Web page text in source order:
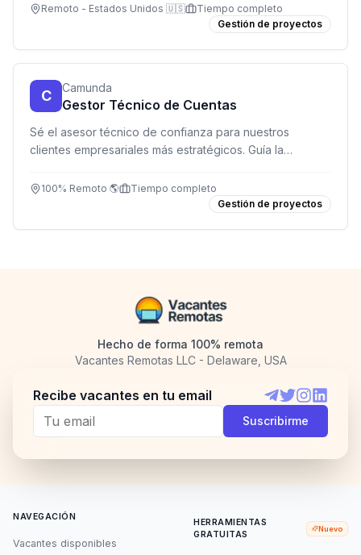
alineación estratégica internacional.
Remoto - Estados Unidos 🇺🇸
Tiempo completo
Gestión de proyectos
C Camunda
Gestor Técnico de Cuentas
Sé el asesor técnico de confianza para nuestros
clientes empresariales más estratégicos. Guía la
procesos y genera impacto medible.
100% Remoto 🌎
Tiempo completo
Gestión de proyectos
Hecho de forma 100% remota
Vacantes Remotas LLC - Delaware, USA
Recibe vacantes en tu email
Telegram
TwitterInstagram
Suscribirme
NAVEGACIÓN
Vacantes disponibles
HERRAMIENTAS
GRATUITAS
Nuevo